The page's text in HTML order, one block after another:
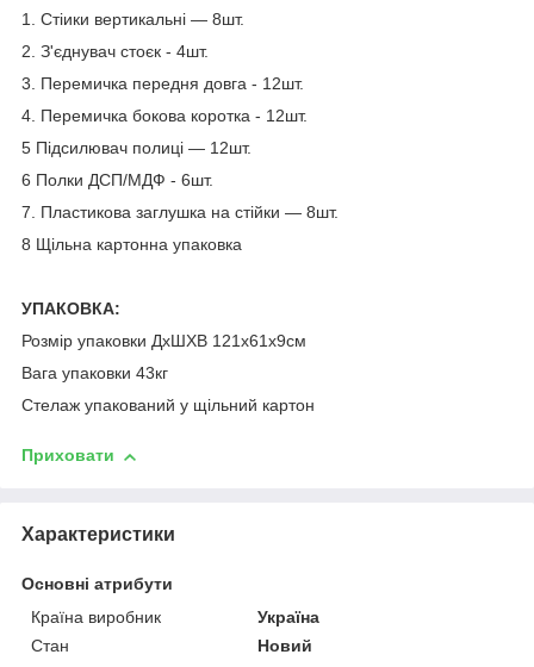
1. Стіики вертикальні — 8шт.
2. З'єднувач стоєк - 4шт.
3. Перемичка передня довга - 12шт.
4. Перемичка бокова коротка - 12шт.
5 Підсилювач полиці — 12шт.
6 Полки ДСП/МДФ - 6шт.
7. Пластикова заглушка на стійки — 8шт.
8 Щільна картонна упаковка
УПАКОВКА:
Розмір упаковки ДхШХВ 121x61x9см
Вага упаковки 43кг
Стелаж упакований у щільний картон
Приховати
Характеристики
Основні атрибути
Країна виробник
Україна
Стан
Новий